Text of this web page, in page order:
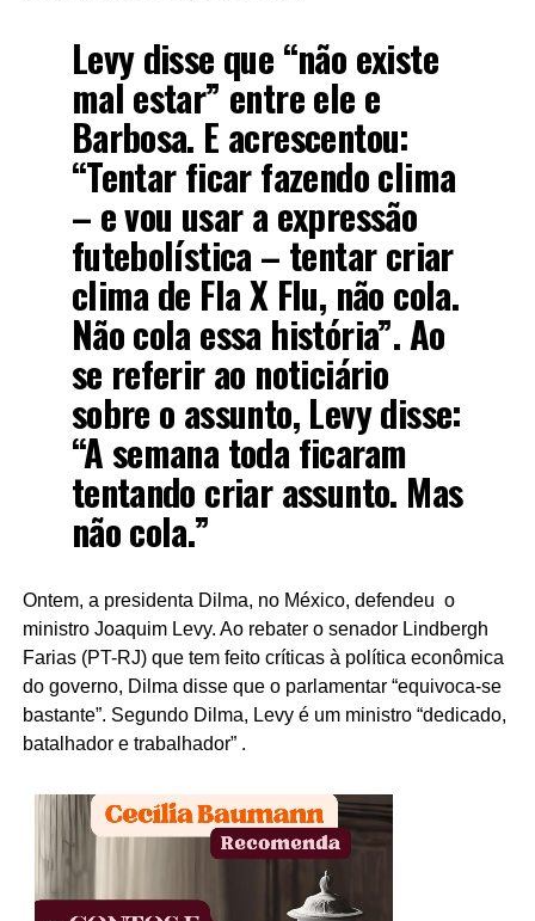
Levy disse que “não existe
mal estar” entre ele e
Barbosa. E acrescentou:
“Tentar ficar fazendo clima
– e vou usar a expressão
futebolística – tentar criar
clima de Fla X Flu, não cola.
Não cola essa história”. Ao
se referir ao noticiário
sobre o assunto, Levy disse:
“A semana toda ficaram
tentando criar assunto. Mas
não cola.”
Ontem, a presidenta Dilma, no México, defendeu o
ministro Joaquim Levy. Ao rebater o senador Lindbergh
Farias (PT-RJ) que tem feito críticas à política econômica
do governo, Dilma disse que o parlamentar “equivoca-se
bastante”. Segundo Dilma, Levy é um ministro “dedicado,
batalhador e trabalhador” .